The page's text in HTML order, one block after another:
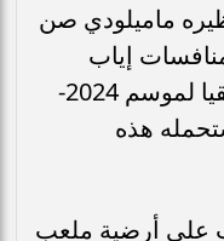
ماميلودي صن
إياب
نصف نهائي دوري أبطال أفريقيا لموسم 2024-
هذه
على أرضية ملعب